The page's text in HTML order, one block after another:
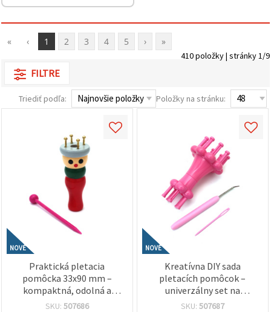
« ‹ 1 2 3 4 5 › »
410 položky | stránky 1/9
FILTRE
Triediť podľa: Položky na stránku:
NOVÉ
Praktická pletacia
pomôcka 33x90 mm –
kompaktná, odolná a
ideálna na tkanie,
SKU: 507686
NOVÉ
Kreatívna DIY sada
pletacích pomôcok –
univerzálny set na
pletenie, háčkovanie a
SKU: 507687